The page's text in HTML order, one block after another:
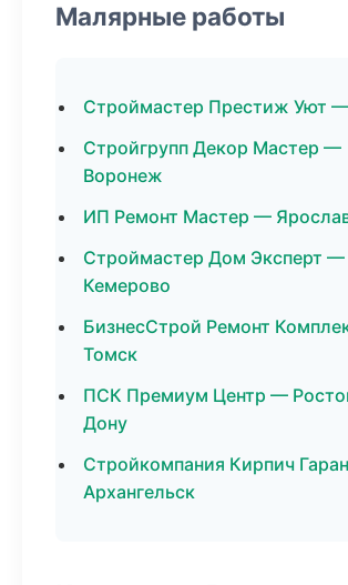
Малярные работы
Строймастер Престиж Уют
Стройгрупп Декор Мастер —
Воронеж
ИП Ремонт Мастер —
Строймастер Дом Эксперт —
Кемерово
БизнесСтрой Ремонт
Томск
ПСК Премиум Центр —
Дону
Стройкомпания Кирпич
Архангельск